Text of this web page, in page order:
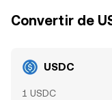
Convertir de
USDC
1 USDC